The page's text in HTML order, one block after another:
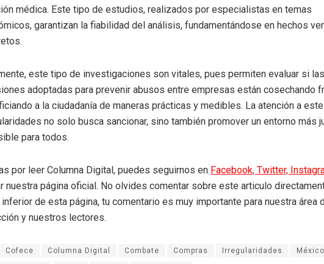
médica. Este tipo de estudios, realizados por especialistas en temas
garantizan la fiabilidad del análisis, fundamentándose en hechos
este tipo de investigaciones son vitales, pues permiten evaluar si las
adoptadas para prevenir abusos entre empresas están cosechando
a la ciudadanía de maneras prácticas y medibles. La atención a
no solo busca sancionar, sino también promover un entorno más
para todos.
por leer Columna Digital, puedes seguirnos en Facebook, Twitter,
nuestra página oficial. No olvides comentar sobre este articulo
de esta página, tu comentario es muy importante para nuestra área
y nuestros lectores.
Cofece Columna Digital Combate Compras Irregularidades México